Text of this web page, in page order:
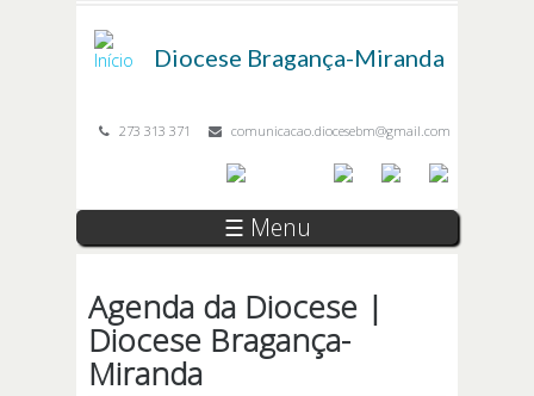
Diocese Bragança-Miranda
273 313 371 comunicacao.diocesebm@gmail.com
☰ Menu
Agenda da Diocese |
Diocese Bragança-
Miranda